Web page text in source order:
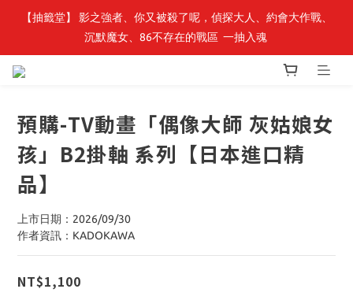
【轉生史萊姆】系列書展🌟系列小說 79 折，滿$389送「完節紀念
明信片組」
【抽籤堂】 影之強者、你又被殺了呢，偵探大人、約會大作戰、
沉默魔女、86不存在的戰區  一抽入魂
【轉生史萊姆】系列書展🌟系列小說 79 折，滿$389送「完節紀念
預購-TV動畫「偶像大師 灰姑娘女
孩」B2掛軸 系列【日本進口精
品】
上市日期：2026/09/30
作者資訊：KADOKAWA
NT$1,100